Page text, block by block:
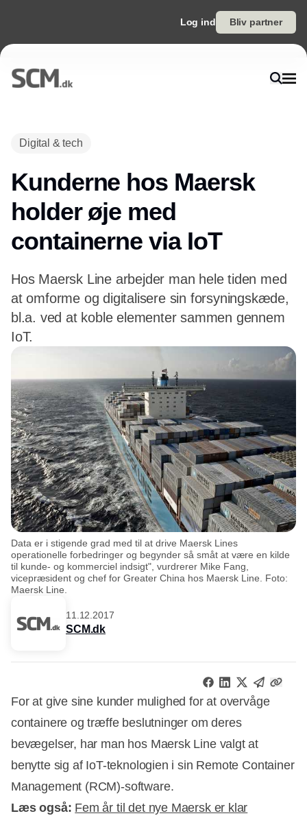
Log ind Bliv partner
Digital & tech
Kunderne hos Maersk
holder øje med
containerne via IoT
Hos Maersk Line arbejder man hele tiden med
at omforme og digitalisere sin forsyningskæde,
bl.a. ved at koble elementer sammen gennem
IoT.
Data er i stigende grad med til at drive Maersk Lines
operationelle forbedringer og begynder så småt at være en kilde
til kunde- og kommerciel indsigt", vurdrerer Mike Fang,
vicepræsident og chef for Greater China hos Maersk Line. Foto:
Maersk Line.
11.12.2017
SCM.dk
For at give sine kunder mulighed for at overvåge
containere og træffe beslutninger om deres
bevægelser, har man hos Maersk Line valgt at
benytte sig af IoT-teknologien i sin Remote Container
Management (RCM)-software.
Læs også: Fem år til det nye Maersk er klar